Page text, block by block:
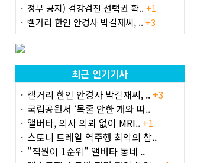
정부 공지) 검강검진 선택권 확.. +1
캘거리 한인 안경사 박길재씨, .. +3
최근 인기기사
캘거리 한인 안경사 박길재씨, .. +3
국립공원서 ‘목줄 안한 개와 따..
앨버타, 의사 의뢰 없이 MRI.. +1
스토니 트레일 역주행 최악의 참..
"직원이 1순위" 앨버타 동네 ..